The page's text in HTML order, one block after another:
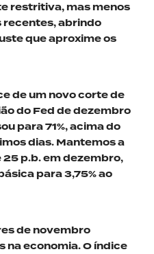
restritiva, mas menos
recentes, abrindo
que aproxime os
de um novo corte de
do Fed de dezembro
para 71%, acima do
dias. Mantemos a
25 p.b.emdezembro,
para 3,75%ao
de novembro
na economia. O índice